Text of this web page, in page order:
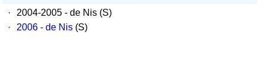
·
2004-2005 - de Nis (S)
·
2006 - de Nis (S)